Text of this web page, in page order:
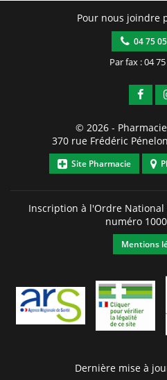
Pour nous joindre
04 75
Par fax : 04
© 2026 -
370 rue Frédéric Pénelon
Site Pharmacie
Inscription à l'Ordre National
numéro
Mentions
Dernière mise à